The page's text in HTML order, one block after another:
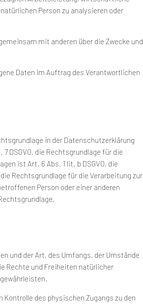
Person zu analysieren oder
mit anderen über die Zwecke und
Daten im Auftrag des Verantwortlichen
in der Datenschutzerklärung
DSGVO, die Rechtsgrundlage für die
ist Art. 6 Abs. 1 lit. b DSGVO, die
Rechtsgrundlage für die Verarbeitung zur
Person oder einer anderen
und der Art, des Umfangs, der Umstände
Rechte und Freiheiten natürlicher
des physischen Zugangs zu den